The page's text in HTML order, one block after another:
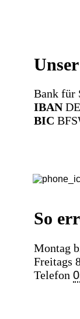
Bank für
IBAN
BIC
So
Montag
Freitags
Telefon